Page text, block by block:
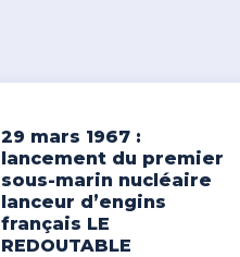
29 mars 1967 :
lancement du premier
sous-marin nucléaire
lanceur d’engins
français LE
REDOUTABLE